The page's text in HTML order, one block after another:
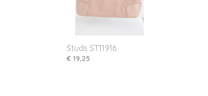
Studs ST11916
€ 19,25